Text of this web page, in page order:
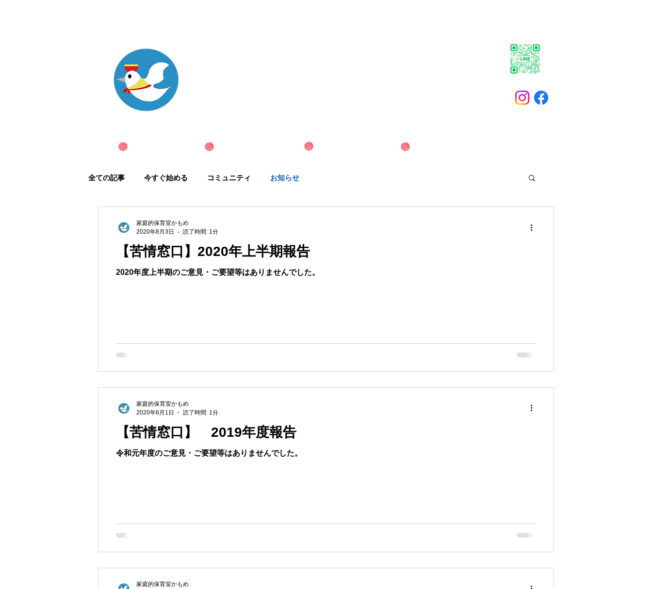
全ての記事 今すぐ始める コミュニティ お知らせ
【苦情窓口】2020年上半期報告
2020年度上半期のご意見・ご要望等はありませんでした。
家庭的保育室かもめ
2020年8月3日
読了時間: 1分
【苦情窓口】 2019年度報告
令和元年度のご意見・ご要望等はありませんでした。
家庭的保育室かもめ
2020年6月1日
読了時間: 1分
家庭的保育室かもめ